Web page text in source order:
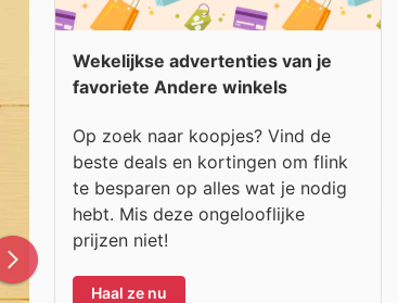
Wekelijkse advertenties van je
favoriete Andere winkels
Op zoek naar koopjes? Vind de
beste deals en kortingen om flink
te besparen op alles wat je nodig
hebt. Mis deze ongelooflijke
prijzen niet!
Haal ze nu